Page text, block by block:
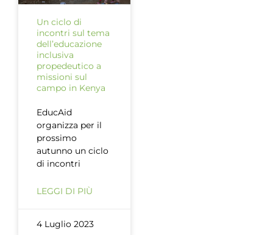
Un ciclo di
incontri sul tema
dell’educazione
inclusiva
propedeutico a
missioni sul
campo in Kenya
EducAid
organizza per il
prossimo
autunno un ciclo
di incontri
LEGGI DI PIÙ
4 Luglio 2023